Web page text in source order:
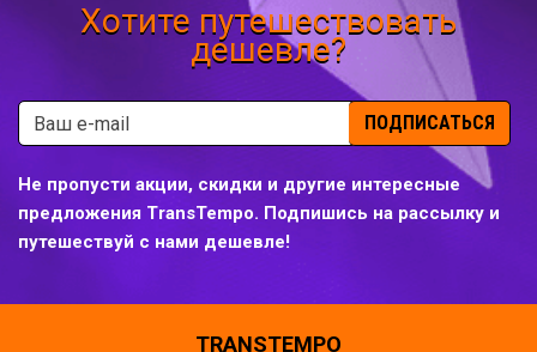
Хотите путешествовать
дешевле?
ПОДПИСАТЬСЯ
Не пропусти акции, скидки и другие интересные
предложения TransTempo. Подпишись на рассылку и
путешествуй с нами дешевле!
TRANSTEMPO